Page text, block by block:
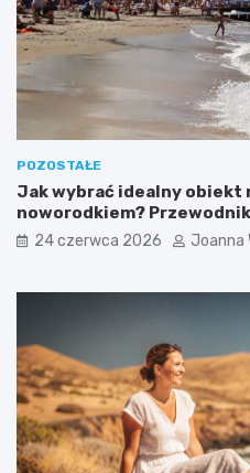
POZOSTAŁE
Jak wybrać idealny obiekt
noworodkiem?
24 czerwca 2026 Joanna